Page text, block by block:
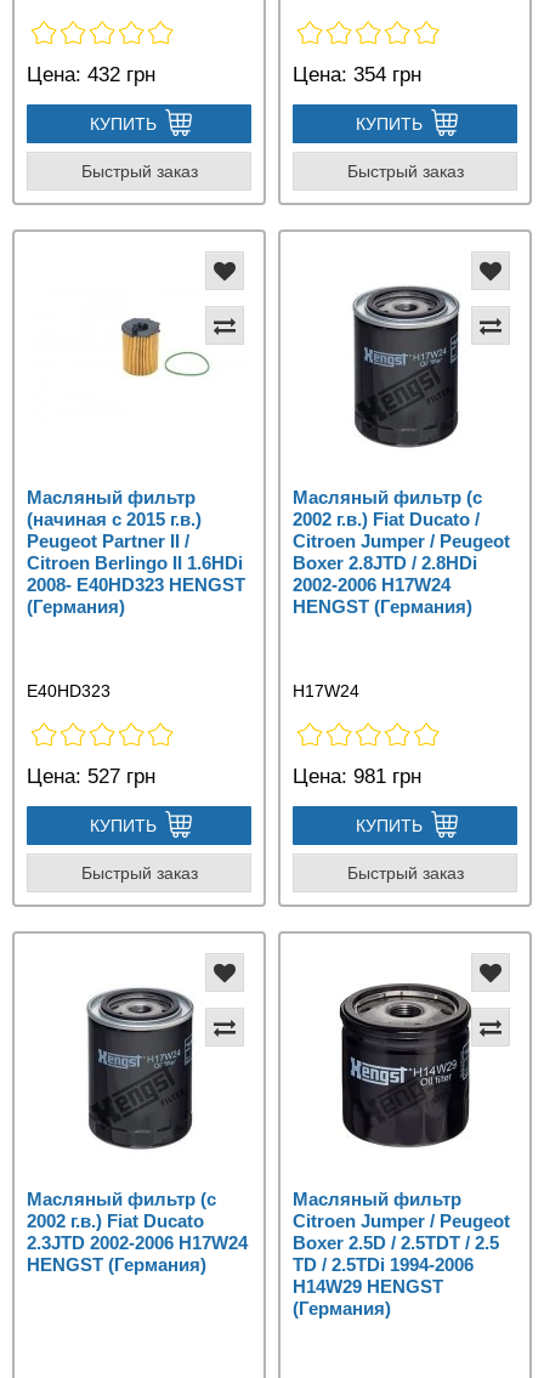
Цена: 432 грн
КУПИТЬ
Быстрый заказ
Цена: 354 грн
КУПИТЬ
Быстрый заказ
Масляный фильтр
(начиная с 2015 г.в.)
Peugeot Partner II /
Citroen Berlingo II 1.6HDi
2008- E40HD323 HENGST
(Германия)
E40HD323
Цена: 527 грн
КУПИТЬ
Быстрый заказ
Масляный фильтр (с
2002 г.в.) Fiat Ducato /
Citroen Jumper / Peugeot
Boxer 2.8JTD / 2.8HDi
2002-2006 H17W24
HENGST (Германия)
H17W24
Цена: 981 грн
КУПИТЬ
Быстрый заказ
Масляный фильтр (с
2002 г.в.) Fiat Ducato
2.3JTD 2002-2006 H17W24
HENGST (Германия)
Масляный фильтр
Citroen Jumper / Peugeot
Boxer 2.5D / 2.5TDT / 2.5
TD / 2.5TDi 1994-2006
H14W29 HENGST
(Германия)